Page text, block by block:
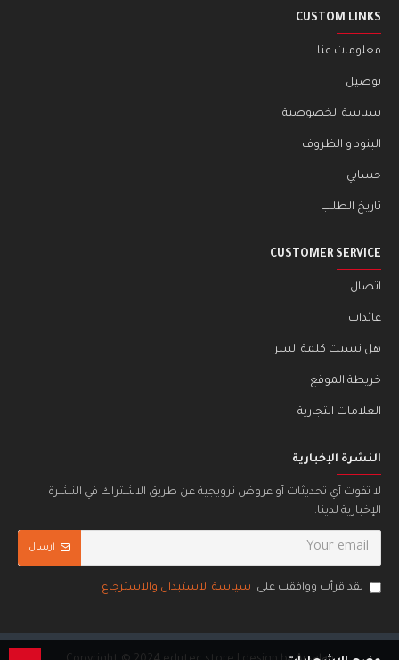
CUSTOM LINKS
معلومات عنا
توصيل
سياسة الخصوصية
البنود و الظروف
حسابي
تاريخ الطلب
CUSTOMER SERVICE
اتصال
عائدات
هل نسيت كلمة السر
خريطة الموقع
العلامات التجارية
النشرة الإخبارية
لا تفوت أي تحديثات أو عروض ترويجية عن طريق الاشتراك في النشرة
الإخبارية لدينا.
ارسال
لقد قرأت ووافقت على سياسة الاستبدال والاسترجاع